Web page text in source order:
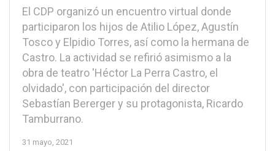
El CDP organizó un encuentro virtual donde
participaron los hijos de Atilio López, Agustín
Tosco y Elpidio Torres, así como la hermana de
Castro. La actividad se refirió asimismo a la
obra de teatro 'Héctor La Perra Castro, el
olvidado', con participación del director
Sebastían Bererger y su protagonista, Ricardo
Tamburrano.
31 mayo, 2021